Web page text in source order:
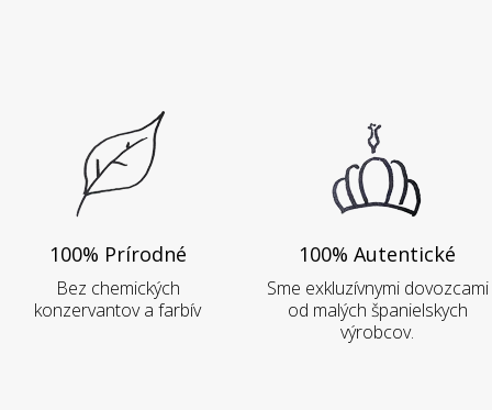
100% Prírodné
Bez chemických
konzervantov a farbív
100% Autentické
Sme exkluzívnymi dovozcami
od malých španielskych
výrobcov.